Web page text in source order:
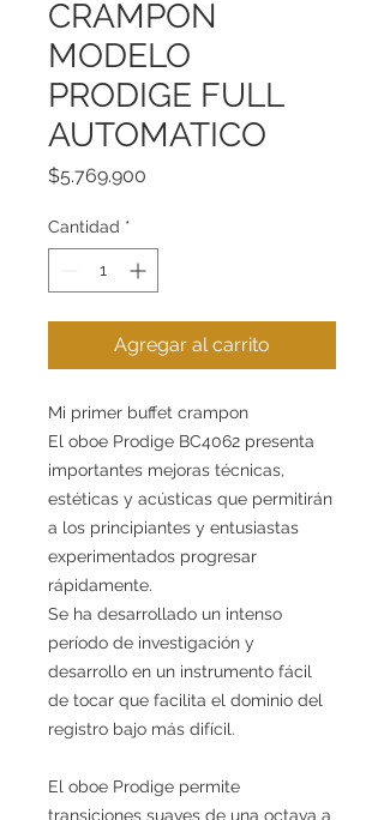
CRAMPON
MODELO
PRODIGE FULL
AUTOMATICO
$5.769.900
Cantidad *
Agregar al carrito
Mi primer buffet crampon
El oboe Prodige BC4062 presenta
importantes mejoras técnicas,
estéticas y acústicas que permitirán
a los principiantes y entusiastas
experimentados progresar
rápidamente.
Se ha desarrollado un intenso
período de investigación y
desarrollo en un instrumento fácil
de tocar que facilita el dominio del
registro bajo más difícil.
El oboe Prodige permite
transiciones suaves de una octava a